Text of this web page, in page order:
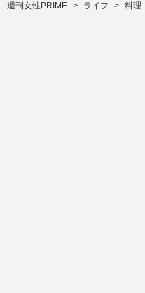
週刊女性PRIME ライフ 料理